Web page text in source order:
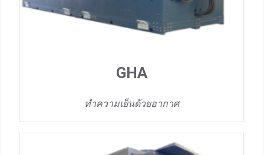
GHA
ทำความเย็นด้วยอากาศ